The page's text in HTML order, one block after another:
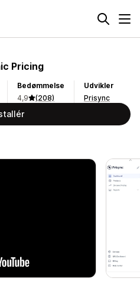
Pricing
Bedømmelse
4,9
(208)
Udvikler
Prisync